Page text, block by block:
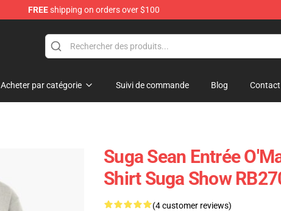
FREEshipping on orders over $100
Acheter par catégorie Suivi de commande Blog Contact
Suga Sean Entrée
Shirt Suga Show
(4 customer reviews)